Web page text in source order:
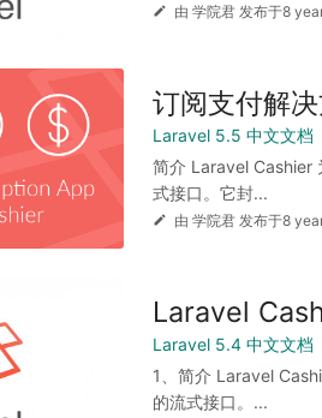
由 学院君 发布于8
订阅支付解
Laravel 5.5 中文文档
简介 Laravel Cashier
式接口。它封...
由 学院君 发布于8
Laravel
Laravel 5.4 中文文档
1、简介 Laravel
的流式接口。...